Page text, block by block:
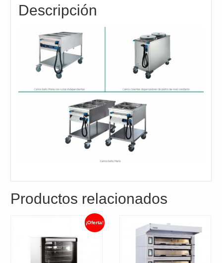
Descripción
Productos relacionados
¡Oferta!